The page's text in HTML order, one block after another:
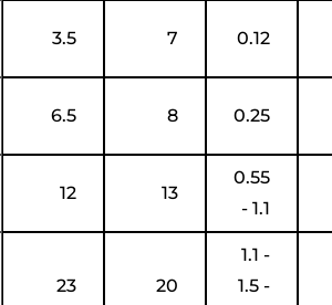
3.5 7 0.12
6.5 8 0.25
12 13
0.55
- 1.1
23 20
1.1 -
1.5 -